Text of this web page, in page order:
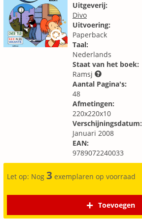
Uitgeverij:
Divo
Uitvoering:
Paperback
Taal:
Nederlands
Staat van het boek:
Ramsj
Aantal Pagina's:
48
Afmetingen:
220x220x10
Verschijningsdatum:
Januari 2008
EAN:
9789072240033
Let op: Nog 3 exemplaren op voorraad
Toevoegen